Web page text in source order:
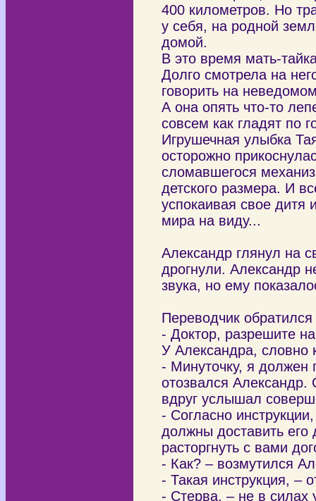
400 километров. Но
у себя, на родной
домой.
В это время мать-
Долго смотрела на
говорить на
А она опять что-то
совсем как гладят по
Игрушечная улыбка
осторожно
сломавшегося
детского размера. И
успокаивая свое дитя
мира на виду...
Александр глянул на
дрогнули. Александр
звука, но ему
Переводчик
- Доктор, разрешите
У Александра, словно
- Минуточку, я должен
отозвался
вдруг услышал
- Согласно
должны доставить
расторгнуть с вами
- Как? – возмутился
- Такая инструкция, –
- Стерва, – не в силах